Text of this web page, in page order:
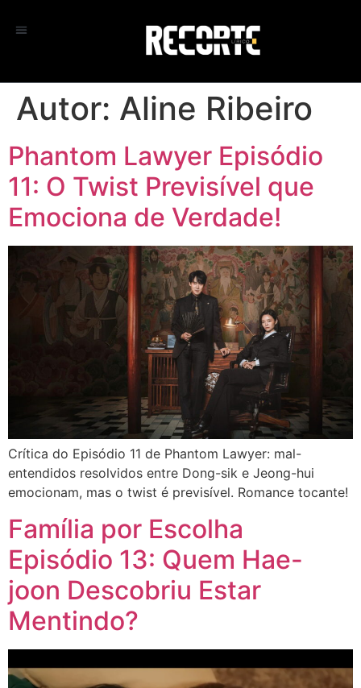
Autor: Aline Ribeiro
Phantom Lawyer Episódio
11: O Twist Previsível que
Emociona de Verdade!
Crítica do Episódio 11 de Phantom Lawyer: mal-
entendidos resolvidos entre Dong-sik e Jeong-hui
emocionam, mas o twist é previsível. Romance tocante!
Família por Escolha
Episódio 13: Quem Hae-
joon Descobriu Estar
Mentindo?